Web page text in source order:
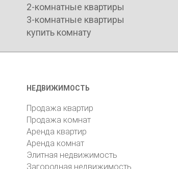
2-комнатные квартиры
3-комнатные квартиры
купить комнату
НЕДВИЖИМОСТЬ
Продажа квартир
Продажа комнат
Аренда квартир
Аренда комнат
Элитная недвижимость
Загородная недвижимость